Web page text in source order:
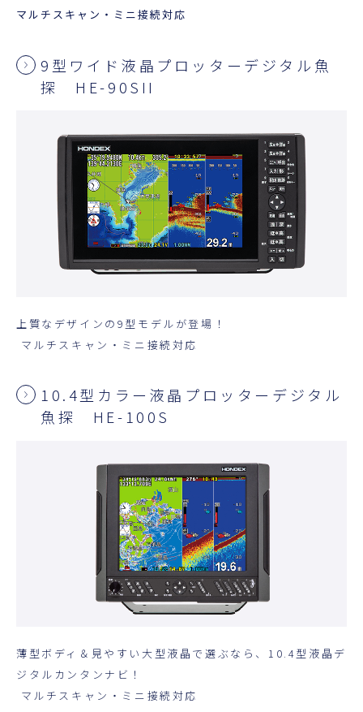
マルチスキャン・ミニ接続対応
9型ワイド液晶プロッターデジタル魚
探 HE-90SII
上質なデザインの9型モデルが登場！
マルチスキャン・ミニ接続対応
10.4型カラー液晶プロッターデジタル
魚探 HE-100S
薄型ボディ＆見やすい大型液晶で選ぶなら、10.4型液晶デ
ジタルカンタンナビ！
マルチスキャン・ミニ接続対応